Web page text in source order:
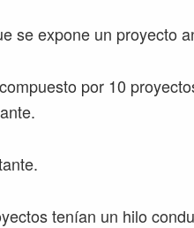
se expone un proyecto
por 10
tenían un hilo